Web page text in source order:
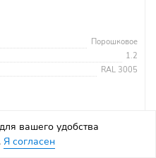
Порошковое
1.2
RAL 3005
вашего удобства
Я согласен